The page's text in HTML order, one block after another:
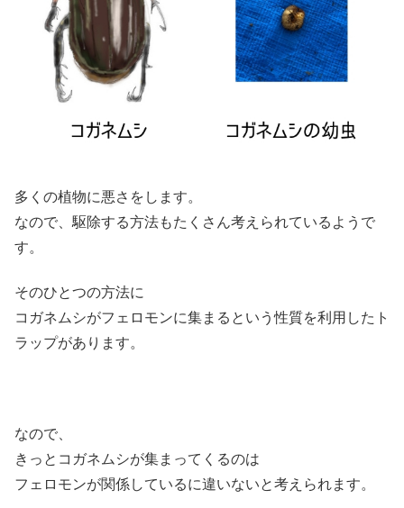
多くの植物に悪さをします。
なので、駆除する方法もたくさん考えられているようで
す。
そのひとつの方法に
コガネムシがフェロモンに集まるという性質を利用したト
ラップがあります。
なので、
きっとコガネムシが集まってくるのは
フェロモンが関係しているに違いないと考えられます。